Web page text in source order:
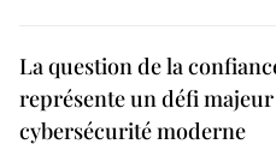
La question de la
représente un défi
cybersécurité moderne